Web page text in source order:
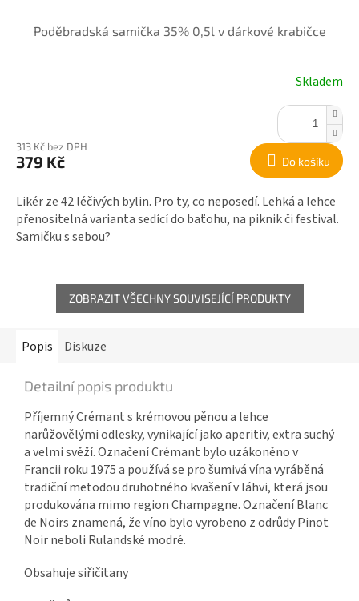
Poděbradská samička 35% 0,5l v dárkové krabičce
Skladem
313 Kč bez DPH
379 Kč Do košíku
Likér ze 42 léčivých bylin. Pro ty, co neposedí. Lehká a lehce
přenositelná varianta sedící do baťohu, na piknik či festival.
Samičku s sebou?
ZOBRAZIT VŠECHNY SOUVISEJÍCÍ PRODUKTY
Popis Diskuze
Detailní popis produktu
Příjemný Crémant s krémovou pěnou a lehce
narůžovělými odlesky, vynikající jako aperitiv, extra suchý
a velmi svěží. Označení Crémant bylo uzákoněno v
Francii roku 1975 a používá se pro šumivá vína vyráběná
tradiční metodou druhotného kvašení v láhvi, která jsou
produkována mimo region Champagne. Označení Blanc
de Noirs znamená, že víno bylo vyrobeno z odrůdy Pinot
Noir neboli Rulandské modré.
Obsahuje siřičitany